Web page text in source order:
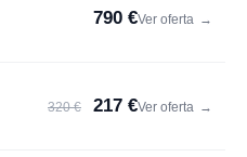
790 €Ver oferta →
320 € 217 €Ver oferta →